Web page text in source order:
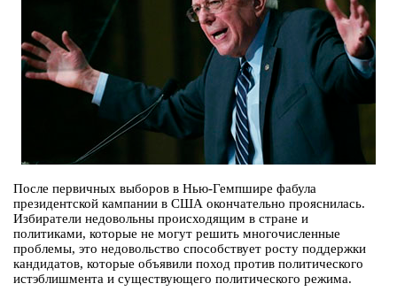
После первичных выборов в Нью-Гемпшире фабула
президентской кампании в США окончательно прояснилась.
Избиратели недовольны происходящим в стране и
политиками, которые не могут решить многочисленные
проблемы, это недовольство способствует росту поддержки
кандидатов, которые объявили поход против политического
истэблишмента и существующего политического режима.